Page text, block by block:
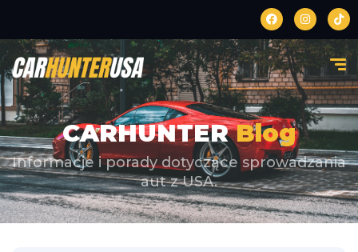
CARHUNTERBlog
Informacje i porady dotyczące sprowadzania
aut z USA.